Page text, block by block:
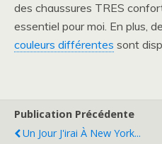
des chaussures TRES
essentiel pour moi. En plus,
couleurs différentes sont
Publication Précédente
Un Jour J'irai À New York...